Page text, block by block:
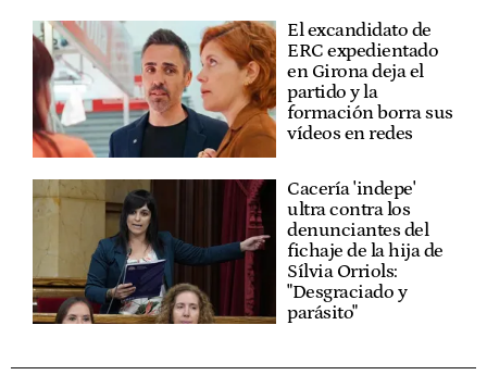
El excandidato de
ERC expedientado
en Girona deja el
partido y la
formación borra sus
vídeos en redes
Cacería 'indepe'
ultra contra los
denunciantes del
fichaje de la hija de
Sílvia Orriols:
"Desgraciado y
parásito"